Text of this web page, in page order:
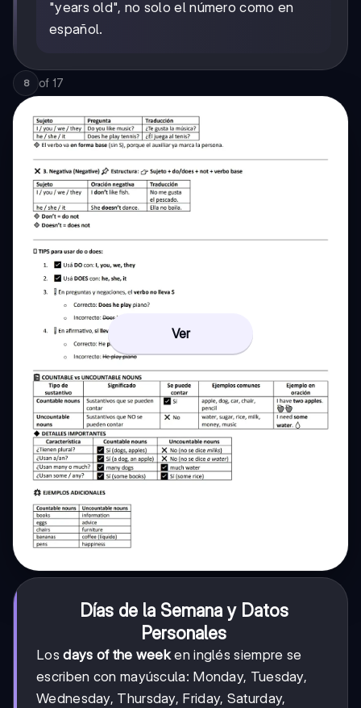
"years old", no solo el número como en
español.
8 of 17
Ver
Días de la Semana y Datos
Personales
Losdays of the weeken inglés siempre se
escriben con mayúscula: Monday, Tuesday,
Wednesday, Thursday, Friday, Saturday,